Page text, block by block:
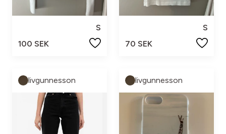
S
100 SEK
S
70 SEK
livgunnesson livgunnesson